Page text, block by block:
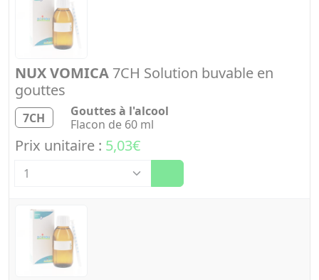
NUX VOMICA 7CH Solution buvable en
gouttes
7CH
Gouttes à l'alcool
Flacon de 60 ml
Prix unitaire : 5,03€